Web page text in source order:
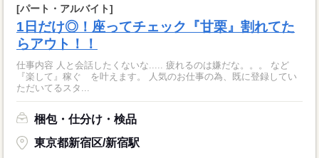
[パート・アルバイト]
1日だけ◎！座ってチェック『甘栗』割れてた
らアウト！！
仕事内容 人と会話したくないな..... 疲れるのは嫌だな。。。 など
『楽して』稼ぐ を叶えます。 人気のお仕事の為、既に登録してい
ただいてるスタ...
梱包・仕分け・検品
東京都新宿区/新宿駅